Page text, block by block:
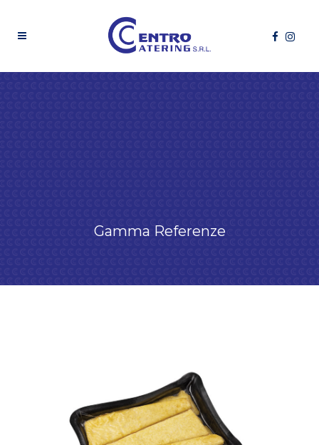
Gamma Referenze